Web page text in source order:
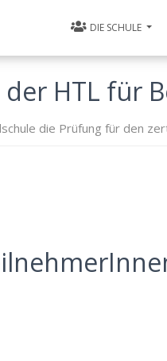
DIE SCHULE
HTL für
die Prüfung für den